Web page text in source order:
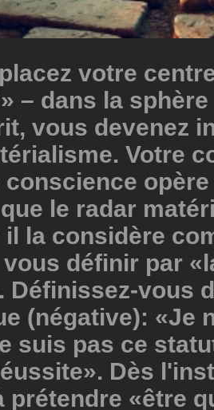
votre
– dans la
vous devenez
Votre
opère
le radar
il la considère
vous définir par
Définissez-vous
(négative): «Je
suis pas ce
Dès
prétendre «être